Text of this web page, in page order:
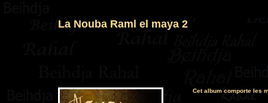
La Nouba Raml el maya 2
Cet album comporte les